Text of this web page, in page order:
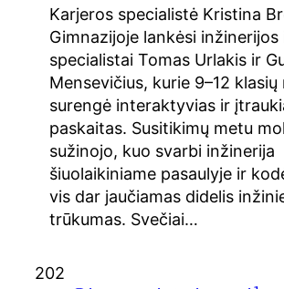
Karjeros specialistė Kristina
Gimnazijoje lankėsi
specialistai Tomas Urlakis ir
Mensevičius, kurie 9–12
surengė interaktyvias ir
paskaitas. Susitikimų metu
sužinojo, kuo svarbi inžinerija
šiuolaikiniame pasaulyje ir
vis dar jaučiamas didelis
trūkumas. Svečiai…
202